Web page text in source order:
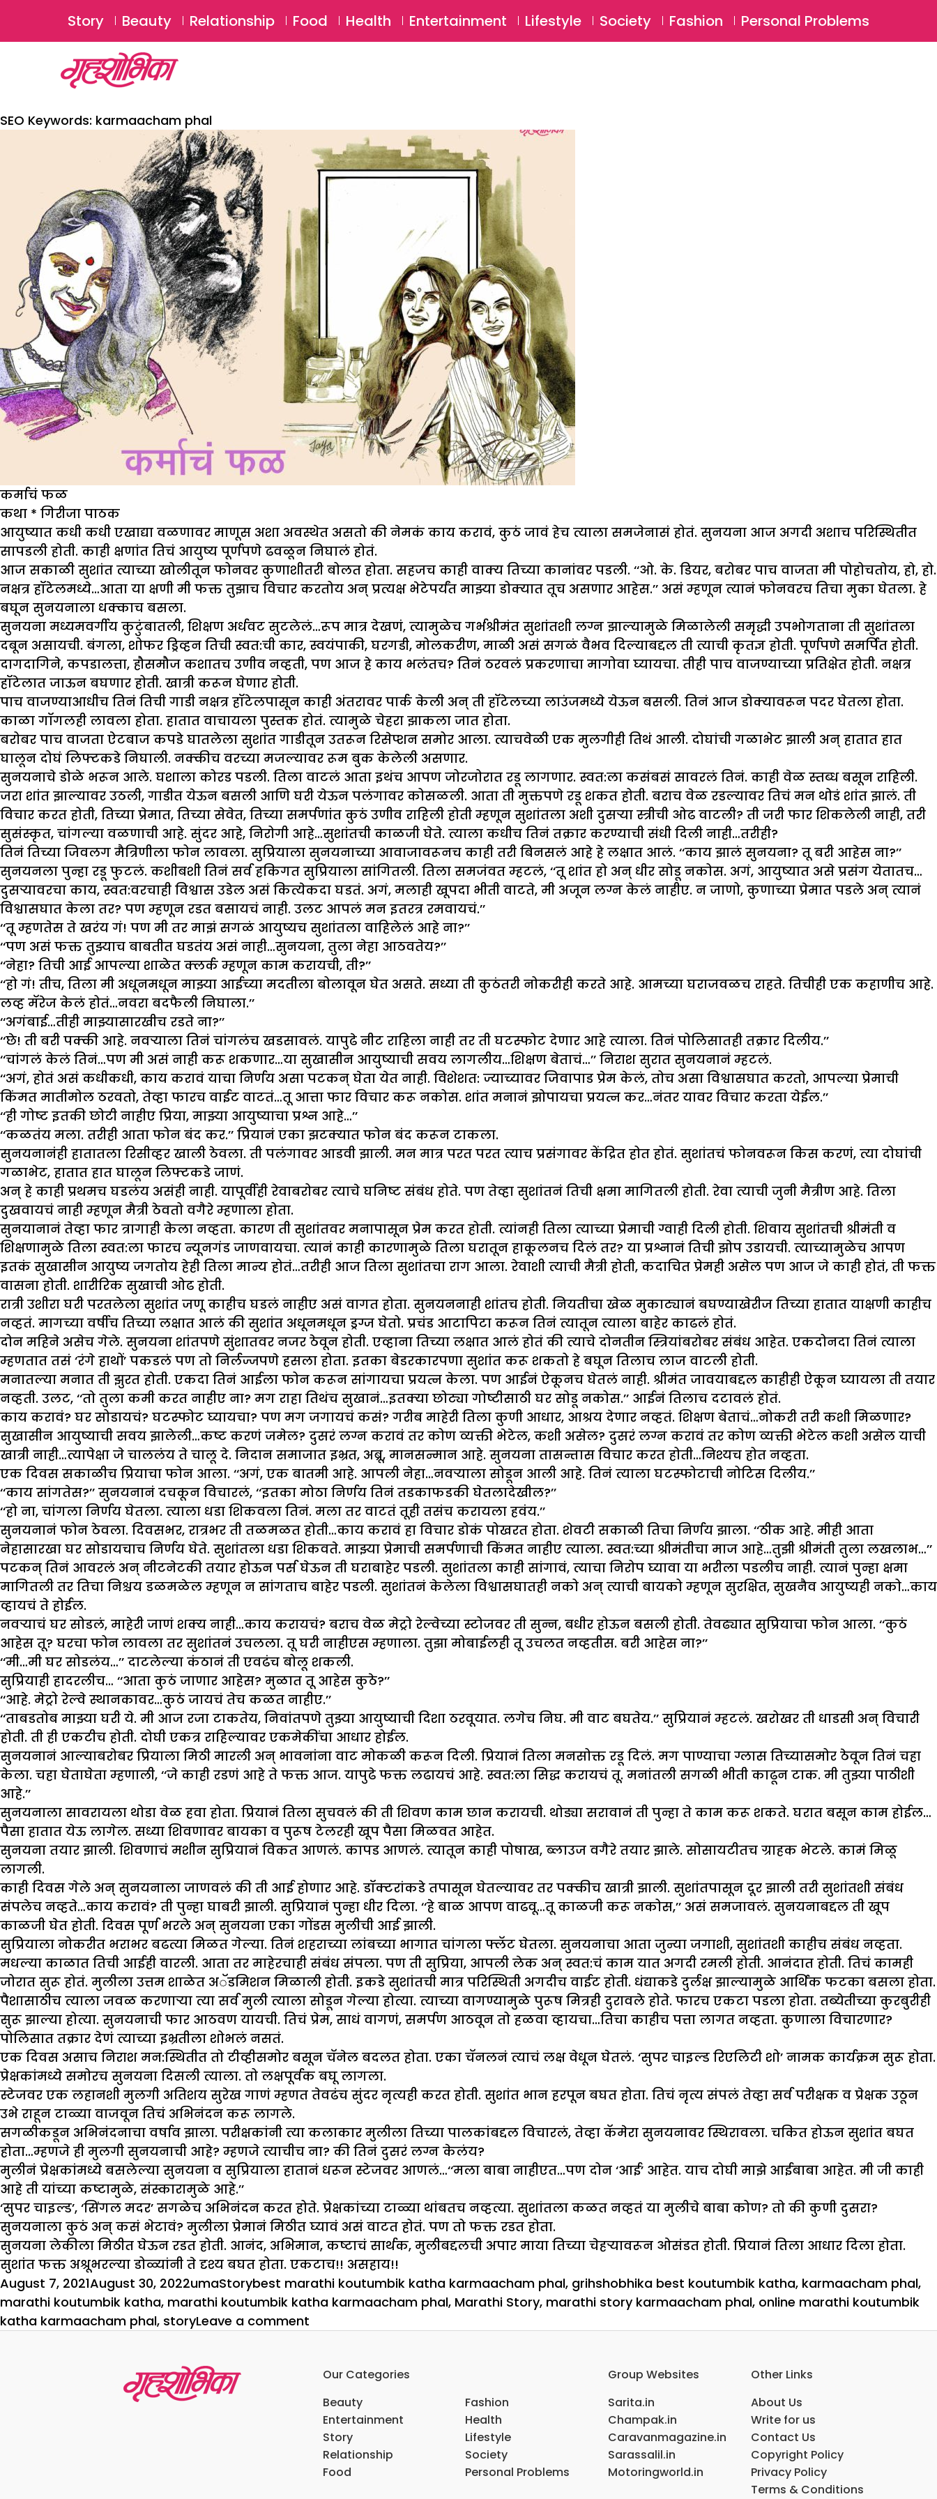
SUBSCRIBE Login ⚲
Story Beauty Relationship Food Health Entertainment Lifestyle Society Fashion Personal Problems
SEO Keywords: karmaacham phal
कर्माचं फळ
कथा * गिरीजा पाठक
आयुष्यात कधी कधी एखाद्या वळणावर माणूस अशा अवस्थेत असतो की नेमकं काय करावं, कुठं जावं हेच त्याला समजेनासं होतं. सुनयना आज अगदी अशाच परिस्थितीत
सापडली होती. काही क्षणांत तिचं आयुष्य पूर्णपणे ढवळून निघालं होतं.
आज सकाळी सुशांत त्याच्या खोलीतून फोनवर कुणाशीतरी बोलत होता. सहजच काही वाक्य तिच्या कानांवर पडली. ‘‘ओ. के. डियर, बरोबर पाच वाजता मी पोहोचतोय, हो, हो.
नक्षत्र हॉटेलमध्ये…आता या क्षणी मी फक्त तुझाच विचार करतोय अन् प्रत्यक्ष भेटेपर्यंत माझ्या डोक्यात तूच असणार आहेस.’’ असं म्हणून त्यानं फोनवरच तिचा मुका घेतला. हे
बघून सुनयनाला धक्काच बसला.
सुनयना मध्यमवर्गीय कुटुंबातली, शिक्षण अर्धवट सुटलेलं…रूप मात्र देखणं, त्यामुळेच गर्भश्रीमंत सुशांतशी लग्न झाल्यामुळे मिळालेली समृद्धी उपभोगताना ती सुशांतला
दबून असायची. बंगला, शोफर ड्रिव्हन तिची स्वत:ची कार, स्वयंपाकी, घरगडी, मोलकरीण, माळी असं सगळं वैभव दिल्याबद्दल ती त्याची कृतज्ञ होती. पूर्णपणे समर्पित होती.
दागदागिने, कपडालत्ता, हौसमौज कशातच उणीव नव्हती, पण आज हे काय भलंतच? तिनं ठरवलं प्रकरणाचा मागोवा घ्यायचा. तीही पाच वाजण्याच्या प्रतिक्षेत होती. नक्षत्र
हॉटेलात जाऊन बघणार होती. खात्री करून घेणार होती.
पाच वाजण्याआधीच तिनं तिची गाडी नक्षत्र हॉटेलपासून काही अंतरावर पार्क केली अन् ती हॉटेलच्या लाउंजमध्ये येऊन बसली. तिनं आज डोक्यावरून पदर घेतला होता.
काळा गॉगलही लावला होता. हातात वाचायला पुस्तक होतं. त्यामुळे चेहरा झाकला जात होता.
बरोबर पाच वाजता ऐटबाज कपडे घातलेला सुशांत गाडीतून उतरून रिसेप्शन समोर आला. त्याचवेळी एक मुलगीही तिथं आली. दोघांची गळाभेट झाली अन् हातात हात
घालून दोघं लिफ्टकडे निघाली. नक्कीच वरच्या मजल्यावर रूम बुक केलेली असणार.
सुनयनाचे डोळे भरून आले. घशाला कोरड पडली. तिला वाटलं आता इथंच आपण जोरजोरात रडू लागणार. स्वत:ला कसंबसं सावरलं तिनं. काही वेळ स्तब्ध बसून राहिली.
जरा शांत झाल्यावर उठली, गाडीत येऊन बसली आणि घरी येऊन पलंगावर कोसळली. आता ती मुक्तपणे रडू शकत होती. बराच वेळ रडल्यावर तिचं मन थोडं शांत झालं. ती
विचार करत होती, तिच्या प्रेमात, तिच्या सेवेत, तिच्या समर्पणांत कुठं उणीव राहिली होती म्हणून सुशांतला अशी दुसऱ्या स्त्रीची ओढ वाटली? ती जरी फार शिकलेली नाही, तरी
सुसंस्कृत, चांगल्या वळणाची आहे. सुंदर आहे, निरोगी आहे…सुशांतची काळजी घेते. त्याला कधीच तिनं तक्रार करण्याची संधी दिली नाही…तरीही?
तिनं तिच्या जिवलग मैत्रिणीला फोन लावला. सुप्रियाला सुनयनाच्या आवाजावरूनच काही तरी बिनसलं आहे हे लक्षात आलं. ‘‘काय झालं सुनयना? तू बरी आहेस ना?’’
सुनयनला पुन्हा रडू फुटलं. कशीबशी तिनं सर्व हकिगत सुप्रियाला सांगितली. तिला समजंवत म्हटलं, ‘‘तू शांत हो अन् धीर सोडू नकोस. अगं, आयुष्यात असे प्रसंग येतातच…
दुसऱ्यावरचा काय, स्वत:वरचाही विश्वास उडेल असं कित्येकदा घडतं. अगं, मलाही खूपदा भीती वाटते, मी अजून लग्न केलं नाहीए. न जाणो, कुणाच्या प्रेमात पडले अन् त्यानं
विश्वासघात केला तर? पण म्हणून रडत बसायचं नाही. उलट आपलं मन इतरत्र रमवायचं.’’
‘‘तू म्हणतेस ते खरंय गं! पण मी तर माझं सगळं आयुष्यच सुशांतला वाहिलेलं आहे ना?’’
‘‘पण असं फक्त तुझ्याच बाबतीत घडतंय असं नाही…सुनयना, तुला नेहा आठवतेय?’’
‘‘नेहा? तिची आई आपल्या शाळेत क्लर्क म्हणून काम करायची, ती?’’
‘‘हो गं! तीच, तिला मी अधूनमधून माझ्या आईच्या मदतीला बोलावून घेत असते. सध्या ती कुठंतरी नोकरीही करते आहे. आमच्या घराजवळच राहते. तिचीही एक कहाणीच आहे.
लव्ह मॅरेज केलं होतं…नवरा बदफैली निघाला.’’
‘‘अगंबाई…तीही माझ्यासारखीच रडते ना?’’
‘‘छे! ती बरी पक्की आहे. नवऱ्याला तिनं चांगलंच खडसावलं. यापुढे नीट राहिला नाही तर ती घटस्फोट देणार आहे त्याला. तिनं पोलिसातही तक्रार दिलीय.’’
‘‘चांगलं केलं तिनं…पण मी असं नाही करू शकणार…या सुखासीन आयुष्याची सवय लागलीय…शिक्षण बेताचं…’’ निराश सुरात सुनयनानं म्हटलं.
‘‘अगं, होतं असं कधीकधी, काय करावं याचा निर्णय असा पटकन् घेता येत नाही. विशेशत: ज्याच्यावर जिवापाड प्रेम केलं, तोच असा विश्वासघात करतो, आपल्या प्रेमाची
किंमत मातीमोल ठरवतो, तेव्हा फारच वाईट वाटतं…तू आत्ता फार विचार करू नकोस. शांत मनानं झोपायचा प्रयत्न कर…नंतर यावर विचार करता येईल.’’
‘‘ही गोष्ट इतकी छोटी नाहीए प्रिया, माझ्या आयुष्याचा प्रश्न आहे…’’
‘‘कळतंय मला. तरीही आता फोन बंद कर.’’ प्रियानं एका झटक्यात फोन बंद करून टाकला.
सुनयनानंही हातातला रिसीव्हर खाली ठेवला. ती पलंगावर आडवी झाली. मन मात्र परत परत त्याच प्रसंगावर केंद्रित होत होतं. सुशांतचं फोनवरून किस करणं, त्या दोघांची
गळाभेट, हातात हात घालून लिफ्टकडे जाणं.
अन् हे काही प्रथमच घडलंय असंही नाही. यापूर्वीही रेवाबरोबर त्याचे घनिष्ट संबंध होते. पण तेव्हा सुशांतनं तिची क्षमा मागितली होती. रेवा त्याची जुनी मैत्रीण आहे. तिला
दुखवायचं नाही म्हणून मैत्री ठेवतो वगैरे म्हणाला होता.
सुनयानानं तेव्हा फार त्रागाही केला नव्हता. कारण ती सुशांतवर मनापासून प्रेम करत होती. त्यांनही तिला त्याच्या प्रेमाची ग्वाही दिली होती. शिवाय सुशांतची श्रीमंती व
शिक्षणामुळे तिला स्वत:ला फारच न्यूनगंड जाणवायचा. त्यानं काही कारणामुळे तिला घरातून हाकूलनच दिलं तर? या प्रश्नानं तिची झोप उडायची. त्याच्यामुळेच आपण
इतकं सुखासीन आयुष्य जगतोय हेही तिला मान्य होतं…तरीही आज तिला सुशांतचा राग आला. रेवाशी त्याची मैत्री होती, कदाचित प्रेमही असेल पण आज जे काही होतं, ती फक्त
वासना होती. शारीरिक सुखाची ओढ होती.
रात्री उशीरा घरी परतलेला सुशांत जणू काहीच घडलं नाहीए असं वागत होता. सुनयननाही शांतच होती. नियतीचा खेळ मुकाट्यानं बघण्याखेरीज तिच्या हातात याक्षणी काहीच
नव्हतं. मागच्या वर्षीच तिच्या लक्षात आलं की सुशांत अधूनमधून ड्रग्ज घेतो. प्रचंड आटापिटा करून तिनं त्यातून त्याला बाहेर काढलं होतं.
दोन महिने असेच गेले. सुनयना शांतपणे सुंशातवर नजर ठेवून होती. एव्हाना तिच्या लक्षात आलं होतं की त्याचे दोनतीन स्त्रियांबरोबर संबंध आहेत. एकदोनदा तिनं त्याला
म्हणतात तसं ‘रंगे हाथों’ पकडलं पण तो निर्लज्जपणे हसला होता. इतका बेडरकारपणा सुशांत करू शकतो हे बघून तिलाच लाज वाटली होती.
मनातल्या मनात ती झुरत होती. एकदा तिनं आईला फोन करून सांगायचा प्रयत्न केला. पण आईनं ऐकूनच घेतलं नाही. श्रीमंत जावयाबद्दल काहीही ऐकून घ्यायला ती तयार
नव्हती. उलट, ‘‘तो तुला कमी करत नाहीए ना? मग राहा तिथंच सुखानं…इतक्या छोट्या गोष्टीसाठी घर सोडू नकोस.’’ आईनं तिलाच दटावलं होतं.
काय करावं? घर सोडायचं? घटस्फोट घ्यायचा? पण मग जगायचं कसं? गरीब माहेरी तिला कुणी आधार, आश्रय देणार नव्हतं. शिक्षण बेताचं…नोकरी तरी कशी मिळणार?
सुखासीन आयुष्याची सवय झालेली…कष्ट करणं जमेल? दुसरं लग्न करावं तर कोण व्यक्ती भेटेल, कशी असेल? दुसरं लग्न करावं तर कोण व्यक्ती भेटेल कशी असेल याची
खात्री नाही…त्यापेक्षा जे चाललंय ते चालू दे. निदान समाजात इभ्रत, अब्रू, मानसन्मान आहे. सुनयना तासन्तास विचार करत होती…निश्यच होत नव्हता.
एक दिवस सकाळीच प्रियाचा फोन आला. ‘‘अगं, एक बातमी आहे. आपली नेहा…नवऱ्याला सोडून आली आहे. तिनं त्याला घटस्फोटाची नोटिस दिलीय.’’
‘‘काय सांगतेस?’’ सुनयनानं दचकून विचारलं, ‘‘इतका मोठा निर्णय तिनं तडकाफडकी घेतलादेखील?’’
‘‘हो ना, चांगला निर्णय घेतला. त्याला धडा शिकवला तिनं. मला तर वाटतं तूही तसंच करायला हवंय.’’
सुनयनानं फोन ठेवला. दिवसभर, रात्रभर ती तळमळत होती…काय करावं हा विचार डोकं पोखरत होता. शेवटी सकाळी तिचा निर्णय झाला. ‘‘ठीक आहे. मीही आता
नेहासारखा घर सोडायचाच निर्णय घेते. सुशांतला धडा शिकवते. माझ्या प्रेमाची समर्पणाची किंमत नाहीए त्याला. स्वत:च्या श्रीमंतीचा माज आहे…तुझी श्रीमंती तुला लखलाभ…’’
पटकन् तिनं आवरलं अन् नीटनेटकी तयार होऊन पर्स घेऊन ती घराबाहेर पडली. सुशांतला काही सांगावं, त्याचा निरोप घ्यावा या भरीला पडलीच नाही. त्यानं पुन्हा क्षमा
मागितली तर तिचा निश्चय डळमळेल म्हणून न सांगताच बाहेर पडली. सुशांतनं केलेला विश्वासघातही नको अन् त्याची बायको म्हणून सुरक्षित, सुखनैव आयुष्यही नको…काय
व्हायचं ते होईल.
नवऱ्याचं घर सोडलं, माहेरी जाणं शक्य नाही…काय करायचं? बराच वेळ मेट्रो रेल्वेच्या स्टोजवर ती सुन्न, बधीर होऊन बसली होती. तेवढ्यात सुप्रियाचा फोन आला. ‘‘कुठं
आहेस तू? घरचा फोन लावला तर सुशांतनं उचलला. तू घरी नाहीएस म्हणाला. तुझा मोबाईलही तू उचलत नव्हतीस. बरी आहेस ना?’’
‘‘मी…मी घर सोडलंय…’’ दाटलेल्या कंठानं ती एवढंच बोलू शकली.
सुप्रियाही हादरलीच… ‘‘आता कुठं जाणार आहेस? मुळात तू आहेस कुठे?’’
‘‘आहे. मेट्रो रेल्वे स्थानकावर…कुठं जायचं तेच कळत नाहीए.’’
‘‘ताबडतोब माझ्या घरी ये. मी आज रजा टाकतेय, निवांतपणे तुझ्या आयुष्याची दिशा ठरवूयात. लगेच निघ. मी वाट बघतेय.’’ सुप्रियानं म्हटलं. खरोखर ती धाडसी अन् विचारी
होती. ती ही एकटीच होती. दोघी एकत्र राहिल्यावर एकमेकींचा आधार होईल.
सुनयनानं आल्याबरोबर प्रियाला मिठी मारली अन् भावनांना वाट मोकळी करून दिली. प्रियानं तिला मनसोक्त रडू दिलं. मग पाण्याचा ग्लास तिच्यासमोर ठेवून तिनं चहा
केला. चहा घेताघेता म्हणाली, ‘‘जे काही रडणं आहे ते फक्त आज. यापुढे फक्त लढायचं आहे. स्वत:ला सिद्ध करायचं तू. मनांतली सगळी भीती काढून टाक. मी तुझ्या पाठीशी
आहे.’’
सुनयनाला सावरायला थोडा वेळ हवा होता. प्रियानं तिला सुचवलं की ती शिवण काम छान करायची. थोड्या सरावानं ती पुन्हा ते काम करू शकते. घरात बसून काम होईल…
पैसा हातात येऊ लागेल. सध्या शिवणावर बायका व पुरूष टेलरही खूप पैसा मिळवत आहेत.
सुनयना तयार झाली. शिवणाचं मशीन सुप्रियानं विकत आणलं. कापड आणलं. त्यातून काही पोषाख, ब्लाउज वगैरे तयार झाले. सोसायटीतच ग्राहक भेटले. कामं मिळू
लागली.
काही दिवस गेले अन् सुनयनाला जाणवलं की ती आई होणार आहे. डॉक्टरांकडे तपासून घेतल्यावर तर पक्कीच खात्री झाली. सुशांतपासून दूर झाली तरी सुशांतशी संबंध
संपलेच नव्हते…काय करावं? ती पुन्हा घाबरी झाली. सुप्रियानं पुन्हा धीर दिला. ‘‘हे बाळ आपण वाढवू…तू काळजी करू नकोस,’’ असं समजावलं. सुनयनाबद्दल ती खूप
काळजी घेत होती. दिवस पूर्ण भरले अन् सुनयना एका गोंडस मुलीची आई झाली.
सुप्रियाला नोकरीत भराभर बढत्या मिळत गेल्या. तिनं शहराच्या लांबच्या भागात चांगला फ्लॅट घेतला. सुनयनाचा आता जुन्या जगाशी, सुशांतशी काहीच संबंध नव्हता.
मधल्या काळात तिची आईही वारली. आता तर माहेरचाही संबंध संपला. पण ती सुप्रिया, आपली लेक अन् स्वत:चं काम यात अगदी रमली होती. आनंदात होती. तिचं कामही
जोरात सुरू होतं. मुलीला उत्तम शाळेत अॅडमिशन मिळाली होती. इकडे सुशांतची मात्र परिस्थिती अगदीच वाईट होती. धंद्याकडे दुर्लक्ष झाल्यामुळे आर्थिक फटका बसला होता.
पैशासाठीच त्याला जवळ करणाऱ्या त्या सर्व मुली त्याला सोडून गेल्या होत्या. त्याच्या वागण्यामुळे पुरूष मित्रही दुरावले होते. फारच एकटा पडला होता. तब्येतीच्या कुरबुरीही
सुरू झाल्या होत्या. सुनयनाची फार आठवण यायची. तिचं प्रेम, साधं वागणं, समर्पण आठवून तो हळवा व्हायचा…तिचा काहीच पत्ता लागत नव्हता. कुणाला विचारणार?
पोलिसात तक्रार देणं त्याच्या इभ्रतीला शोभलं नसतं.
एक दिवस असाच निराश मन:स्थितीत तो टीव्हीसमोर बसून चॅनेल बदलत होता. एका चॅनलनं त्याचं लक्ष वेधून घेतलं. ‘सुपर चाइल्ड रिएलिटी शो’ नामक कार्यक्रम सुरू होता.
प्रेक्षकांमध्ये समोरच सुनयना दिसली त्याला. तो लक्षपूर्वक बघू लागला.
स्टेजवर एक लहानशी मुलगी अतिशय सुरेख गाणं म्हणत तेवढंच सुंदर नृत्यही करत होती. सुशांत भान हरपून बघत होता. तिचं नृत्य संपलं तेव्हा सर्व परीक्षक व प्रेक्षक उठून
उभे राहून टाळ्या वाजवून तिचं अभिनंदन करू लागले.
सगळीकडून अभिनंदनाचा वर्षाव झाला. परीक्षकांनी त्या कलाकार मुलीला तिच्या पालकांबद्दल विचारलं, तेव्हा कॅमेरा सुनयनावर स्थिरावला. चकित होऊन सुशांत बघत
होता…म्हणजे ही मुलगी सुनयनाची आहे? म्हणजे त्याचीच ना? की तिनं दुसरं लग्न केलंय?
मुलीनं प्रेक्षकांमध्ये बसलेल्या सुनयना व सुप्रियाला हातानं धरून स्टेजवर आणलं…‘‘मला बाबा नाहीएत…पण दोन ‘आई’ आहेत. याच दोघी माझे आईबाबा आहेत. मी जी काही
आहे ती यांच्या कष्टामुळे, संस्कारामुळे आहे.’’
‘सुपर चाइल्ड’, ‘सिंगल मदर’ सगळेच अभिनंदन करत होते. प्रेक्षकांच्या टाळ्या थांबतच नव्हत्या. सुशांतला कळत नव्हतं या मुलीचे बाबा कोण? तो की कुणी दुसरा?
सुनयनाला कुठं अन् कसं भेटावं? मुलीला प्रेमानं मिठीत घ्यावं असं वाटत होतं. पण तो फक्त रडत होता.
सुनयना लेकीला मिठीत घेऊन रडत होती. आनंद, अभिमान, कष्टाचं सार्थक, मुलीबद्दलची अपार माया तिच्या चेहऱ्यावरून ओसंडत होती. प्रियानं तिला आधार दिला होता.
सुशांत फक्त अश्रूभरल्या डोळ्यांनी ते दृश्य बघत होता. एकटाच!! असहाय!!
Posted
on
August 7, 2021August 30, 2022Author
umaCategories
StoryTags
best marathi koutumbik katha karmaacham phal, grihshobhika best koutumbik katha, karmaacham phal,
marathi koutumbik katha, marathi koutumbik katha karmaacham phal, Marathi Story, marathi story karmaacham phal, online marathi koutumbik
katha karmaacham phal, storyLeave a comment
Our Categories
Beauty
Entertainment
Story
Relationship
Food
Fashion
Health
Lifestyle
Society
Personal Problems
Group Websites
Sarita.in
Champak.in
Caravanmagazine.in
Sarassalil.in
Motoringworld.in
Other Links
About Us
Write for us
Contact Us
Copyright Policy
Privacy Policy
Terms & Conditions